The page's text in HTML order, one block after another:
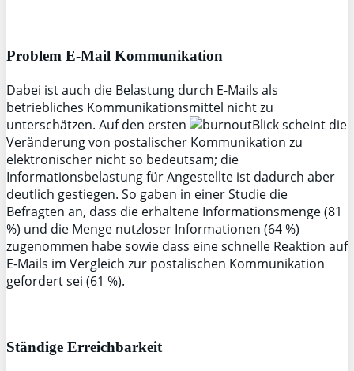
Problem E-Mail Kommunikation
Dabei ist auch die Belastung durch E-Mails als
betriebliches Kommunikationsmittel nicht zu
unterschätzen. Auf den ersten
Blick scheint die
Veränderung von postalischer Kommunikation zu
elektronischer nicht so bedeutsam; die
Informationsbelastung für Angestellte ist dadurch aber
deutlich gestiegen. So gaben in einer Studie die
Befragten an, dass die erhaltene Informationsmenge (81
%) und die Menge nutzloser Informationen (64 %)
zugenommen habe sowie dass eine schnelle Reaktion auf
E-Mails im Vergleich zur postalischen Kommunikation
gefordert sei (61 %).
Ständige Erreichbarkeit